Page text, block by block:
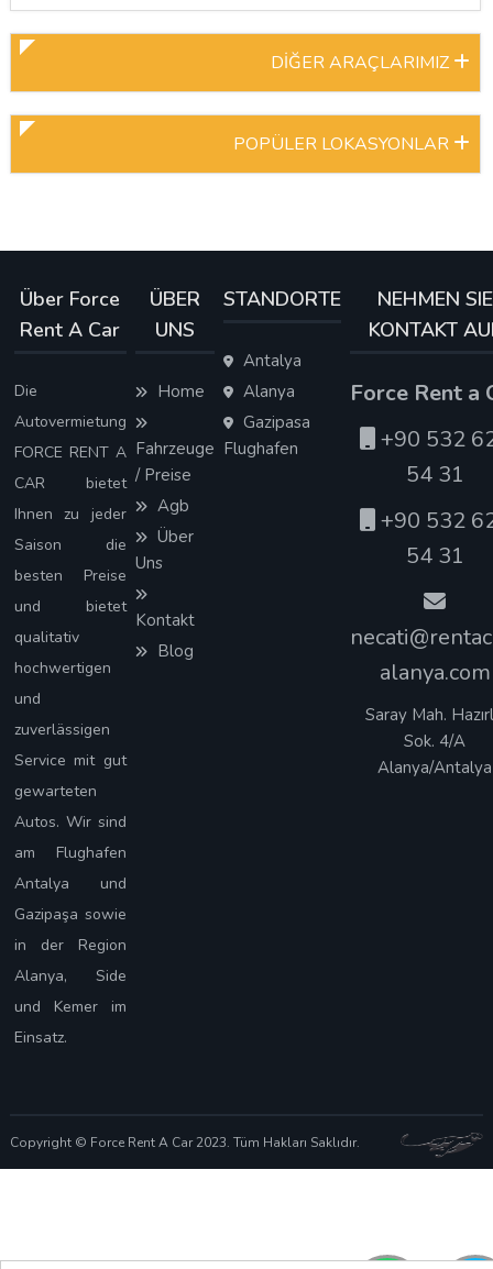
DİĞER ARAÇLARIMIZ
POPÜLER LOKASYONLAR
Über Force
Rent A Car
Die
Autovermietung
FORCE RENT A
CAR bietet
Ihnen zu jeder
Saison die
besten Preise
und bietet
qualitativ
hochwertigen
und
zuverlässigen
Service mit gut
gewarteten
Autos. Wir sind
am Flughafen
Antalya und
Gazipaşa sowie
in der Region
Alanya, Side
und Kemer im
Einsatz.
ÜBER
UNS
Home
Fahrzeuge
/ Preise
Agb
Über
Uns
Kontakt
Blog
STANDORTE
Antalya
Alanya
Gazipasa
Flughafen
NEHMEN SIE
KONTAKT
Force Rent a
+90 532
54 31
+90 532
54 31
alanya.com
Saray Mah.
Sok. 4/A
Alanya/Antalya
Copyright © Force Rent A Car 2023. Tüm Hakları Saklıdır.